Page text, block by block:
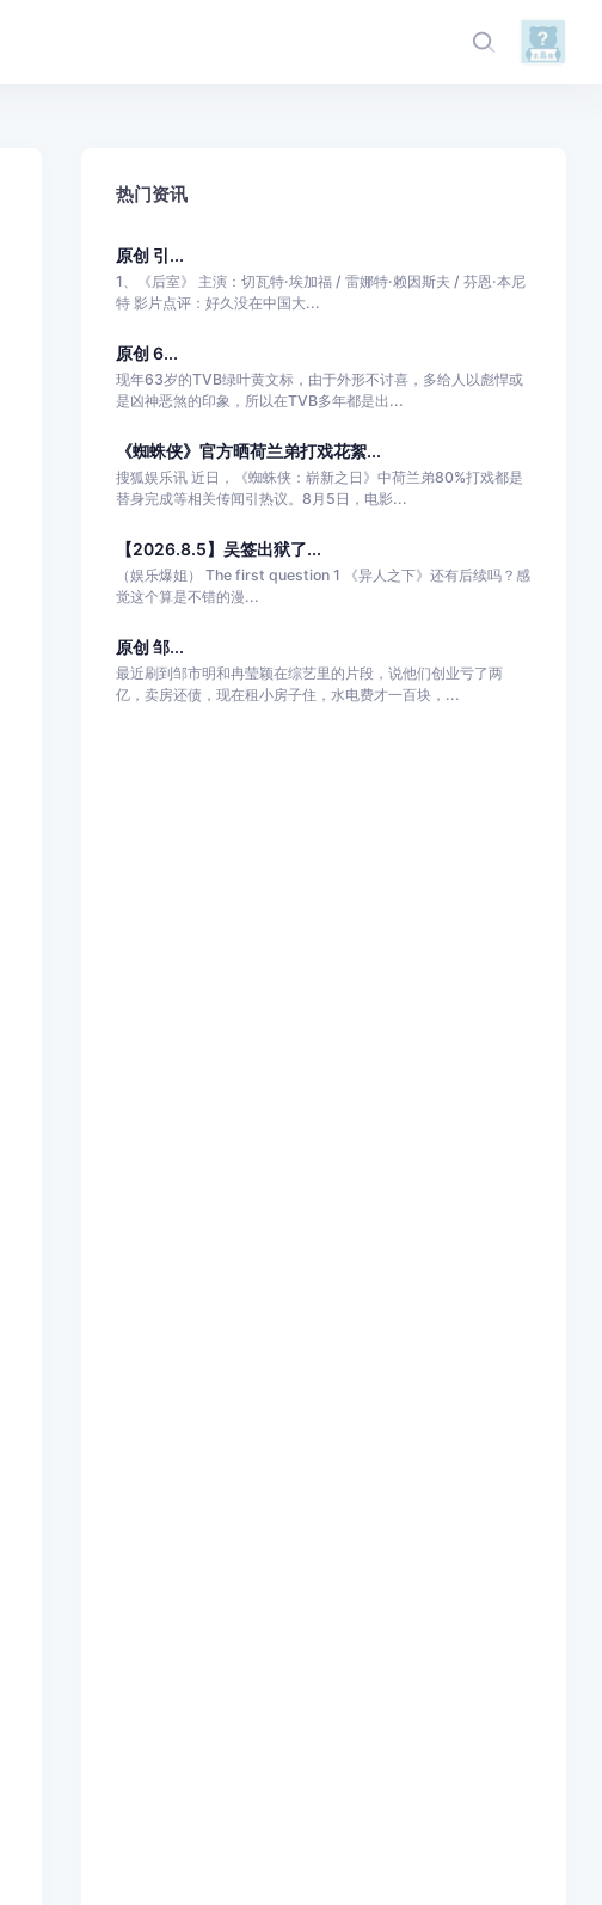
热门资讯
原创 引...
1、《后室》 主演：切瓦特·埃加福 / 雷娜特·赖因斯夫 / 芬恩·本尼
特 影片点评：好久没在中国大...
原创 6...
现年63岁的TVB绿叶黄文标，由于外形不讨喜，多给人以彪悍或
是凶神恶煞的印象，所以在TVB多年都是出...
《蜘蛛侠》官方晒荷兰弟打戏花絮...
搜狐娱乐讯 近日，《蜘蛛侠：崭新之日》中荷兰弟80%打戏都是
替身完成等相关传闻引热议。8月5日，电影...
【2026.8.5】吴签出狱了...
（娱乐爆姐） The first question 1 《异人之下》还有后续吗？感
觉这个算是不错的漫...
原创 邹...
最近刷到邹市明和冉莹颖在综艺里的片段，说他们创业亏了两
亿，卖房还债，现在租小房子住，水电费才一百块，...